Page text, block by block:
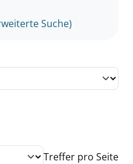
Suche)
Treffer pro Seite